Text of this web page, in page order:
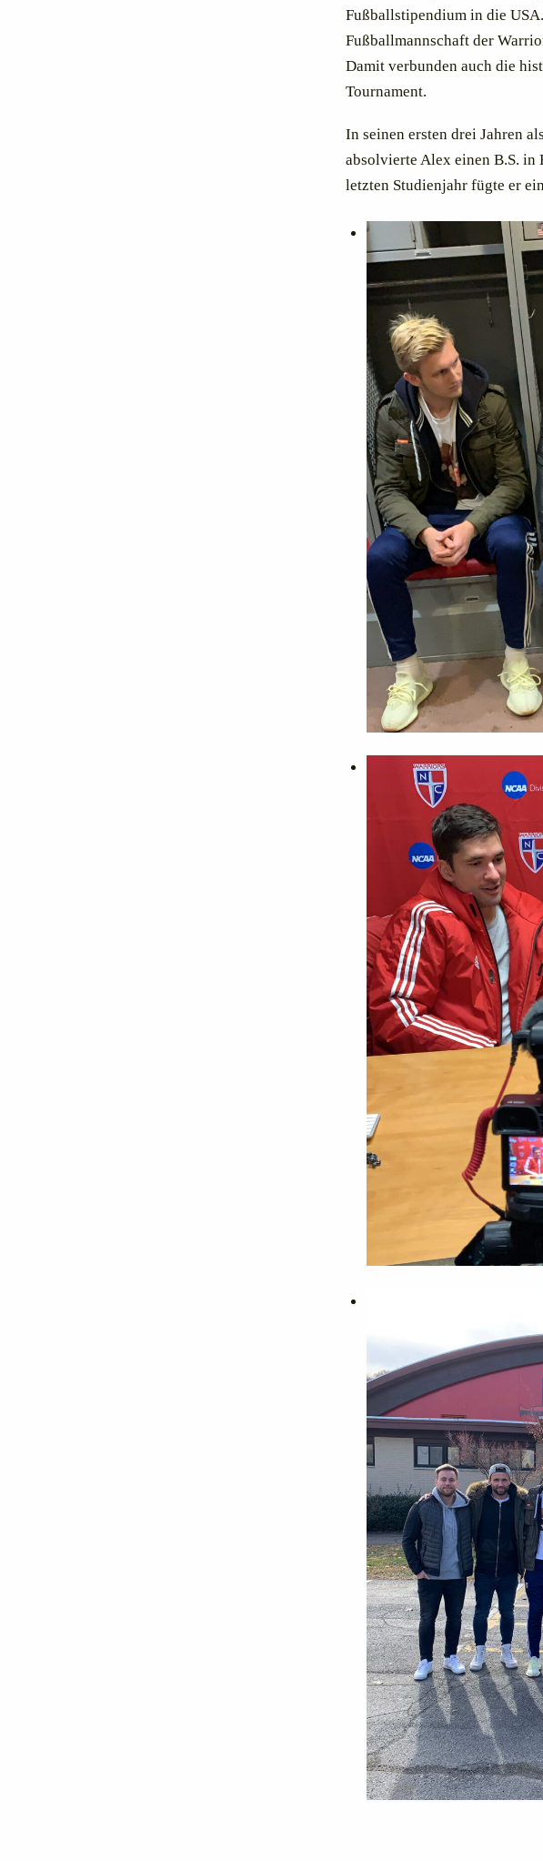
Fußballstipendium in die
Fußballmannschaft der
Damit verbunden auch die
Tournament.
In seinen ersten drei Jahren
absolvierte Alex einen B.S.
letzten Studienjahr fügte er